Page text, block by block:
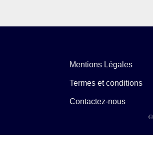
Mentions Légales
Termes et conditions
Contactez-nous
©